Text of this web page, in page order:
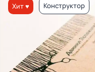
Хит ♥ Конструктор